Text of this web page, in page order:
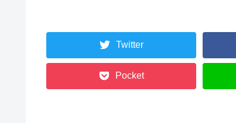
Twitter
Pocket